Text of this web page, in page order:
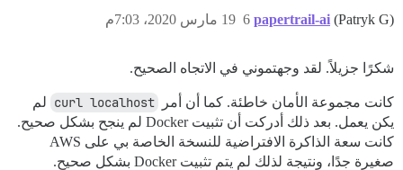
papertrail-ai (Patryk G) 19 مارس 2020، 7:03م 6
شكرًا جزيلاً. لقد وجهتموني في الاتجاه الصحيح.
كانت مجموعة الأمان خاطئة. كما أن أمر curl localhost لم
يكن يعمل. بعد ذلك أدركت أن تثبيت Docker لم ينجح بشكل صحيح.
كانت سعة الذاكرة الافتراضية للنسخة الخاصة بي على AWS
صغيرة جدًا، ونتيجة لذلك لم يتم تثبيت Docker بشكل صحيح.